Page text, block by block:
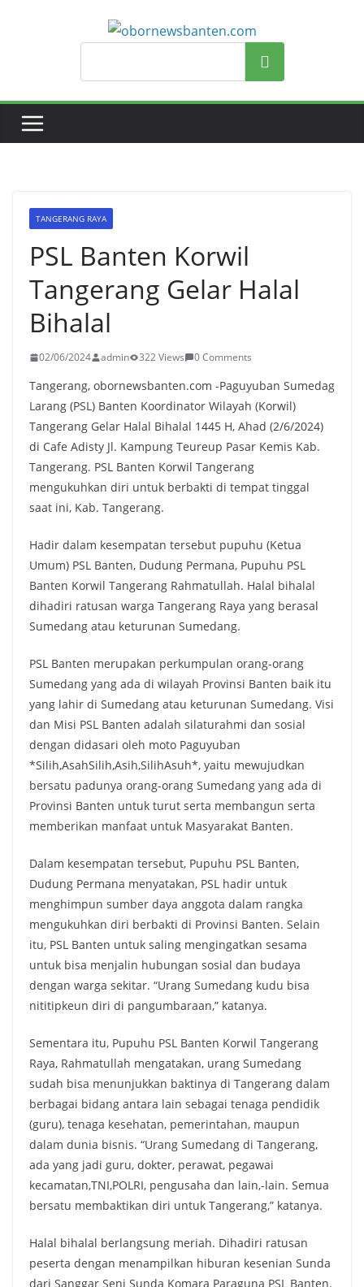
Search
TANGERANG RAYA
PSL Banten Korwil
Tangerang Gelar Halal
Bihalal
02/06/2024 admin 322 Views 0 Comments
Tangerang, obornewsbanten.com -Paguyuban Sumedag
Larang (PSL) Banten Koordinator Wilayah (Korwil)
Tangerang Gelar Halal Bihalal 1445 H, Ahad (2/6/2024)
di Cafe Adisty Jl. Kampung Teureup Pasar Kemis Kab.
Tangerang. PSL Banten Korwil Tangerang
mengukuhkan diri untuk berbakti di tempat tinggal
saat ini, Kab. Tangerang.
Hadir dalam kesempatan tersebut pupuhu (Ketua
Umum) PSL Banten, Dudung Permana, Pupuhu PSL
Banten Korwil Tangerang Rahmatullah. Halal bihalal
dihadiri ratusan warga Tangerang Raya yang berasal
Sumedang atau keturunan Sumedang.
PSL Banten merupakan perkumpulan orang-orang
Sumedang yang ada di wilayah Provinsi Banten baik itu
yang lahir di Sumedang atau keturunan Sumedang. Visi
dan Misi PSL Banten adalah silaturahmi dan sosial
dengan didasari oleh moto Paguyuban
*Silih,AsahSilih,Asih,SilihAsuh*, yaitu mewujudkan
bersatu padunya orang-orang Sumedang yang ada di
Provinsi Banten untuk turut serta membangun serta
memberikan manfaat untuk Masyarakat Banten.
Dalam kesempatan tersebut, Pupuhu PSL Banten,
Dudung Permana menyatakan, PSL hadir untuk
menghimpun sumber daya anggota dalam rangka
mengukuhkan diri berbakti di Provinsi Banten. Selain
itu, PSL Banten untuk saling mengingatkan sesama
untuk bisa menjalin hubungan sosial dan budaya
dengan warga sekitar. “Urang Sumedang kudu bisa
nititipkeun diri di pangumbaraan,” katanya.
Sementara itu, Pupuhu PSL Banten Korwil Tangerang
Raya, Rahmatullah mengatakan, urang Sumedang
sudah bisa menunjukkan baktinya di Tangerang dalam
berbagai bidang antara lain sebagai tenaga pendidik
(guru), tenaga kesehatan, pemerintahan, maupun
dalam dunia bisnis. “Urang Sumedang di Tangerang,
ada yang jadi guru, dokter, perawat, pegawai
kecamatan,TNI,POLRI, pengusaha dan lain,-lain. Semua
bersatu membaktikan diri untuk Tangerang,” katanya.
Halal bihalal berlangsung meriah. Dihadiri ratusan
peserta dengan menampilkan hiburan kesenian Sunda
dari Sanggar Seni Sunda Komara Paraguna PSL Banten.